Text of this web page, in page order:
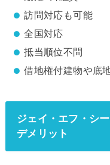
訪問対応も可能
全国対応
抵当順位不問
借地権付建物や底
ジェイ・エフ・シ
デメリット